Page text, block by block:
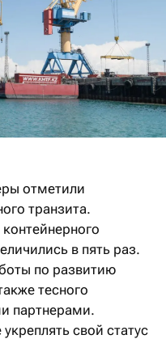
отметили
транзита.
в пять раз.
по развитию
тесного
партнерами.
свой статус